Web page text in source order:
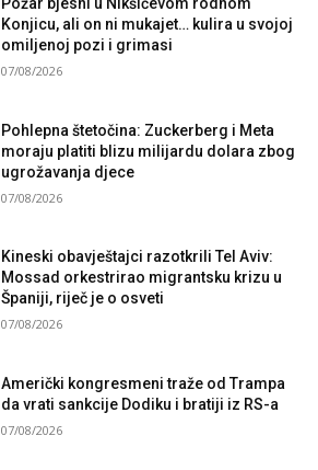
Konjicu, ali on ni mukajet… kulira u svojoj
omiljenoj pozi i grimasi
07/08/2026
Pohlepna štetočina: Zuckerberg i Meta
moraju platiti blizu milijardu dolara zbog
ugrožavanja djece
07/08/2026
Kineski obavještajci razotkrili Tel Aviv:
Mossad orkestrirao migrantsku krizu u
Španiji, riječ je o osveti
07/08/2026
Američki kongresmeni traže od Trampa
da vrati sankcije Dodiku i bratiji iz RS-a
07/08/2026